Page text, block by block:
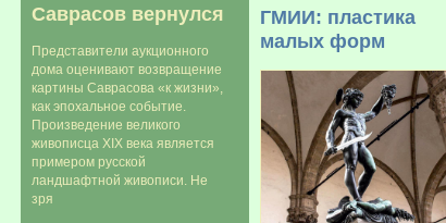
Саврасов вернулся
Представители аукционного
дома оценивают возвращение
картины Саврасова «к жизни»,
как эпохальное событие.
Произведение великого
живописца XIX века является
примером русской
ландшафтной живописи. Не
зря
ГМИИ: пластика
малых форм